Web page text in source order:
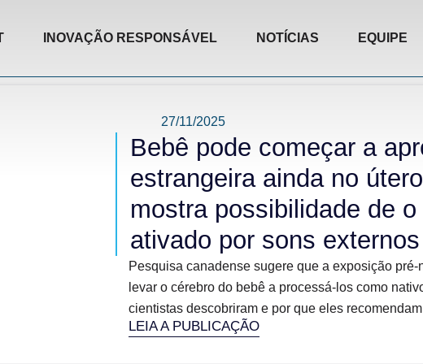
INOVAÇÃO RESPONSÁVEL NOTÍCIAS EQUIPE
27/11/2025
Bebê pode começar a
estrangeira ainda no
mostra possibilidade de
ativado por sons externos
Pesquisa canadense sugere que a exposição
levar o cérebro do bebê a processá-los como
cientistas descobriram e por que eles
LEIA A PUBLICAÇÃO